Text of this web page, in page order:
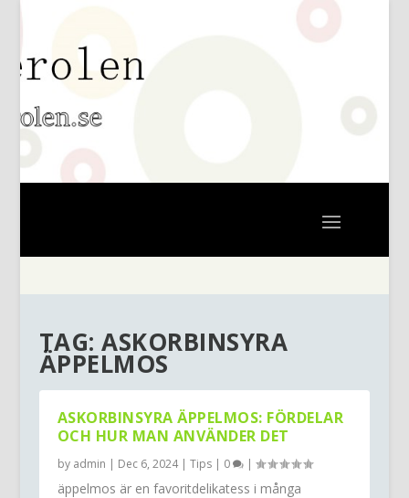
TAG:ASKORBINSYRA
ÄPPELMOS
ASKORBINSYRA ÄPPELMOS: FÖRDELAR
OCH HUR MAN ANVÄNDER DET
by admin | Dec 6, 2024| Tips| 0 |
äppelmos är en favoritdelikatess i många